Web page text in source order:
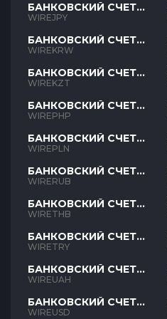
БАНКОВСКИЙ СЧЕТ
JPY
WIREJPY
БАНКОВСКИЙ СЧЕТ
KRW
WIREKRW
БАНКОВСКИЙ СЧЕТ
KZT
WIREKZT
БАНКОВСКИЙ СЧЕТ
PHP
WIREPHP
БАНКОВСКИЙ СЧЕТ
PLN
WIREPLN
БАНКОВСКИЙ СЧЕТ
RUB
WIRERUB
БАНКОВСКИЙ СЧЕТ
THB
WIRETHB
БАНКОВСКИЙ СЧЕТ
TRY
WIRETRY
БАНКОВСКИЙ СЧЕТ
UAH
WIREUAH
БАНКОВСКИЙ СЧЕТ
USD
WIREUSD